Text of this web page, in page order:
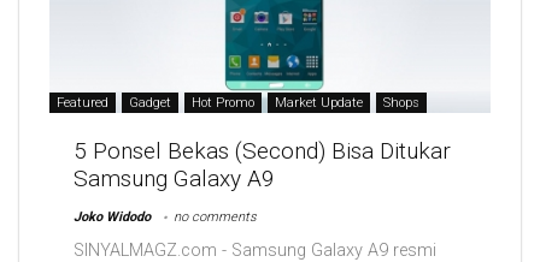
Featured Gadget Hot Promo Market Update Shops
5 Ponsel Bekas (Second) Bisa Ditukar
Samsung Galaxy A9
Joko Widodo no comments
SINYALMAGZ.com - Samsung Galaxy A9 resmi